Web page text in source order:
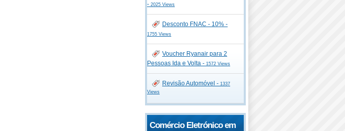
- 2025 Views
Desconto FNAC - 10% -
1755 Views
Voucher Ryanair para 2
Pessoas Ida e Volta - 1572 Views
Revisão Automóvel - 1337
Views
Comércio Eletrónico em